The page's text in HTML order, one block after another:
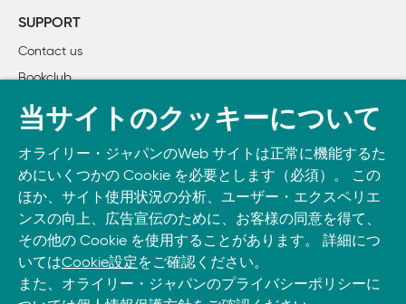
3章　オープンソースQAコミュニティの構築
マーチン・シュレーダー（Martin Schrder）
クリント・タルバート（Clint Talbert）
    コミュニケーション
    ボランティア
    調整（コーディネーション）
    イベント
    結論
4章　コラボレーションこそビューティフルな性能テストの
スコット・バーバー（Scott Barber）
SUPPORT
Contact us
Bookclub
書籍注文
Take O’Reilly with you and learn anywhere, anytime on your
phone
and tablet.
当サイトのクッキーについて
オライリー・ジャパンのWeb サイトは正常に機能するた
めにいくつかの Cookie を必要とします（必須）。 この
ほか、サイト使用状況の分析、ユーザー・エクスペリエ
ンスの向上、広告宣伝のために、お客様の同意を得て、
その他の Cookie を使用することがあります。 詳細につ
いてはCookie設定をご確認ください。
また、オライリー・ジャパンのプライバシーポリシーに